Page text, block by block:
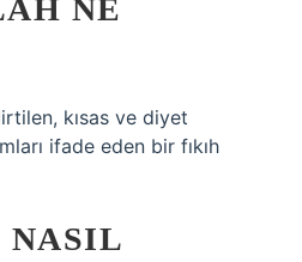
NE
kısas ve diyet
ifade eden bir fıkıh
NASIL